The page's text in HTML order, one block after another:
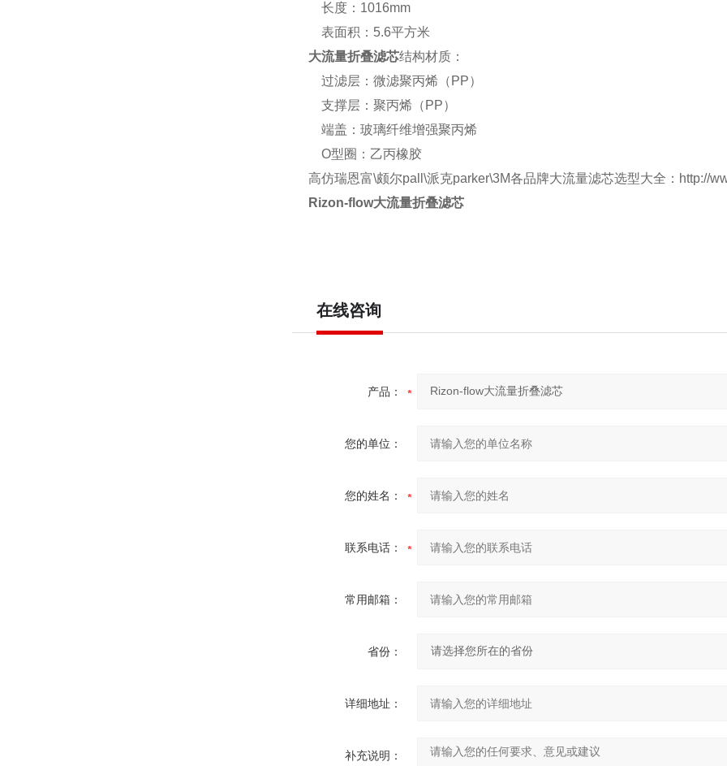
长度：1016mm
表面积：5.6平方米
大流量折叠滤芯结构材质：
过滤层：微滤聚丙烯（PP）
支撑层：聚丙烯（PP）
端盖：玻璃纤维增强聚丙烯
O型圈：乙丙橡胶
高仿瑞恩富\颇尔pall\派克parker\3M各品牌大流量滤芯选型大全：http://
Rizon-flow大流量折叠滤芯
在线咨询
产品：
您的单位：
您的姓名：
联系电话：
常用邮箱：
省份：
详细地址：
补充说明：